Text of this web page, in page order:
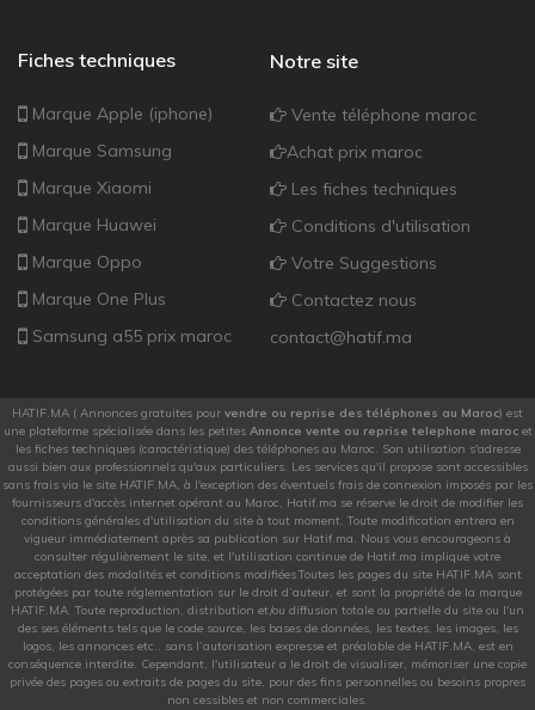
Fiches techniques
Marque Apple (iphone)
Marque Samsung
Marque Xiaomi
Marque Huawei
Marque Oppo
Marque One Plus
Samsung a55 prix maroc
Notre site
Vente téléphone maroc
Achat prix maroc
Les fiches techniques
Conditions d'utilisation
Votre Suggestions
Contactez nous
contact@hatif.ma
HATIF.MA ( Annonces gratuites pour vendre ou reprise des téléphones au Maroc) est
une plateforme spécialisée dans les petites Annonce vente ou reprise telephone marocet
les fiches techniques (caractéristique) des téléphones au Maroc. Son utilisation s'adresse
aussi bien aux professionnels qu'aux particuliers. Les services qu'il propose sont accessibles
sans frais via le site HATIF.MA, à l'exception des éventuels frais de connexion imposés par les
fournisseurs d'accès internet opérant au Maroc, Hatif.ma se réserve le droit de modifier les
conditions générales d'utilisation du site à tout moment. Toute modification entrera en
vigueur immédiatement après sa publication sur Hatif.ma. Nous vous encourageons à
consulter régulièrement le site, et l'utilisation continue de Hatif.ma implique votre
acceptation des modalités et conditions modifiées.Toutes les pages du site HATIF.MA sont
protégées par toute réglementation sur le droit d’auteur, et sont la propriété de la marque
HATIF.MA. Toute reproduction, distribution et/ou diffusion totale ou partielle du site ou l'un
des ses éléments tels que le code source, les bases de données, les textes, les images, les
logos, les annonces etc.. sans l’autorisation expresse et préalable de HATIF.MA, est en
conséquence interdite. Cependant, l'utilisateur a le droit de visualiser, mémoriser une copie
privée des pages ou extraits de pages du site, pour des fins personnelles ou besoins propres
non cessibles et non commerciales.